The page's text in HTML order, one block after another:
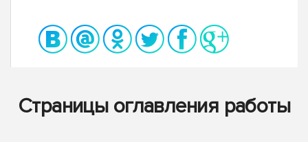
Страницы оглавления работы